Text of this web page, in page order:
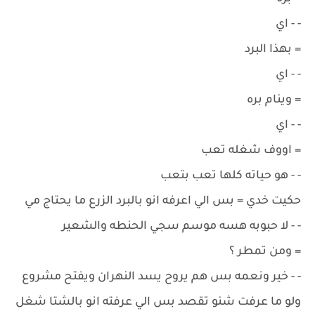
- - اي
= بهذا البرد
- - اي
= وينام بره
- - اي
= اووف شغله تعب
- - هو حياته كلها تعب بتعب
حكيت خدي = بس الي اعرفه انو بالبرد الزرع ما يحتاج مي
- - لا حبوبه هسه موسم سجي الحنطه والشعير
= ومن تمطر ؟
- - خير ونعمه بس هم يروح يسد النهران ويفتح مشروع
ولو ما عرفت شنو تقصد بس الي عرفته انو بالشتا شغل